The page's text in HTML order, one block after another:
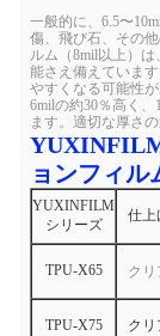
一般的に、6.5〜
傷、飛び石、その
ルム（8mil以上）
能さえ備えていま
やすくなる可能性
6milの約30％高く
ます。適切な厚さ
ョンフィル
YUXINFILM
シリーズ
仕上
TPU-X65 クリ
TPU-X75 クリ